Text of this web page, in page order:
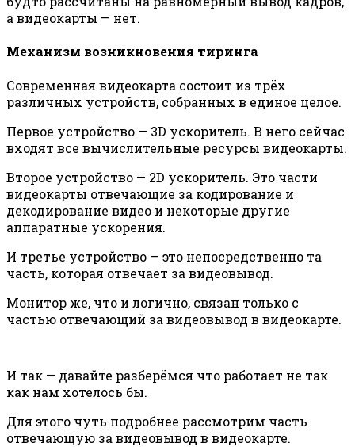
а видеокарты — нет.
Механизм возникновения тиринга
Современная видеокарта состоит из трёх
различных устройств, собранных в единое целое.
Первое устройство — 3D ускоритель. В него сейчас
входят все вычислительные ресурсы видеокарты.
Второе устройство — 2D ускоритель. Это части
видеокарты отвечающие за кодирование и
декодирование видео и некоторые другие
аппаратные ускорения.
И третье устройство — это непосредственно та
часть, которая отвечает за видеовывод.
Монитор же, что и логично, связан только с
частью отвечающий за видеовывод в видеокарте.
И так — давайте разберёмся что работает не так
как нам хотелось бы.
Для этого чуть подробнее рассмотрим часть
отвечающую за видеовывод в видеокарте.